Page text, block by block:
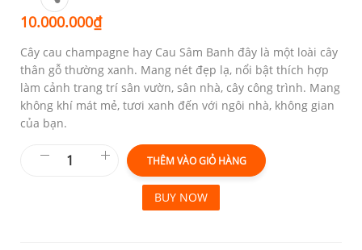
10.000.000₫
Cây cau champagne hay Cau Sâm Banh đây là một loài cây
thân gỗ thường xanh. Mang nét đẹp lạ, nổi bật thích hợp
làm cảnh trang trí sân vườn, sân nhà, cây công trình. Mang
không khí mát mẻ, tươi xanh đến với ngôi nhà, không gian
của bạn.
THÊM VÀO GIỎ HÀNG
BUY NOW